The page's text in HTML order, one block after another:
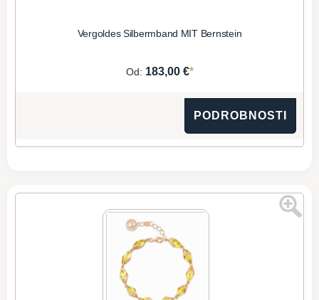
Vergoldes Silbermband MIT Bernstein
Od: 183,00 €*
PODROBNOSTI